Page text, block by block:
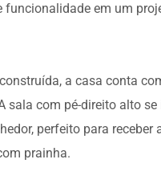
em um
a casa conta
sala com pé-direito alto
perfeito para receber
prainha.